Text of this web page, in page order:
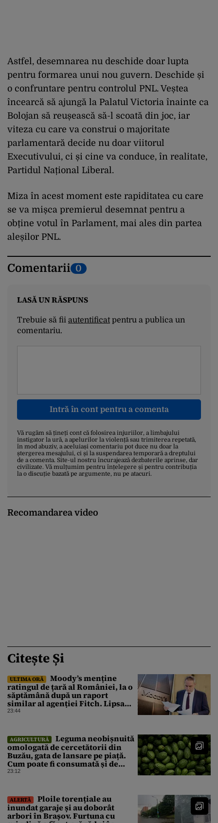
Astfel, desemnarea nu deschide doar lupta
pentru formarea unui nou guvern. Deschide și
o confruntare pentru controlul PNL. Veștea
încearcă să ajungă la Palatul Victoria înainte ca
Bolojan să reușească să-l scoată din joc, iar
viteza cu care va construi o majoritate
parlamentară decide nu doar viitorul
Executivului, ci și cine va conduce, în realitate,
Partidul Național Liberal.
Miza în acest moment este rapiditatea cu care
se va mișca premierul desemnat pentru a
obține votul în Parlament, mai ales din partea
aleșilor PNL.
Comentarii 0
LASĂ UN RĂSPUNS
Trebuie să fii autentificatpentru a publica un
comentariu.
Intră în cont pentru a comenta
Vă rugăm să țineți cont că folosirea injuriilor, a limbajului
instigator la ură, a apelurilor la violență sau trimiterea repetată,
în mod abuziv, a aceluiași comentariu pot duce nu doar la
ștergerea mesajului, ci și la suspendarea temporară a dreptului
de a comenta. Site-ul nostru încurajează dezbaterile aprinse, dar
civilizate. Vă mulțumim pentru înțelegere și pentru contribuția
la o discuție bazată pe argumente, nu pe atacuri.
Recomandarea video
Citește Și
ULTIMA ORĂ
Moody’s menține
ratingul de țară al României, la o
săptămână după un raport
similar al agenției Fitch. Lipsa
unui guvern cu puteri depline,
23:44
AGRICULTURĂ
Leguma neobișnuită
omologată de cercetătorii din
Buzău, gata de lansare pe piață.
Cum poate fi consumată și de
unde provine soiul
23:12
ALERTĂ
Ploile torențiale au
inundat garaje și au doborât
arbori în Brașov. Furtuna cu